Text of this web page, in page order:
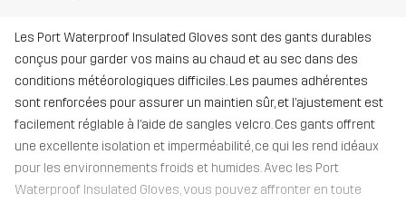
Les Port Waterproof Insulated Gloves sont des gants durables
conçus pour garder vos mains au chaud et au sec dans des
conditions météorologiques difficiles. Les paumes adhérentes
sont renforcées pour assurer un maintien sûr, et l’ajustement est
facilement réglable à l’aide de sangles velcro. Ces gants offrent
une excellente isolation et imperméabilité, ce qui les rend idéaux
pour les environnements froids et humides. Avec les Port
Waterproof Insulated Gloves, vous pouvez affronter en toute